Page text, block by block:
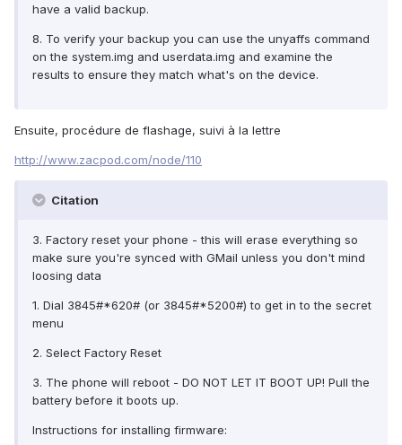
have a valid backup.
8. To verify your backup you can use the unyaffs command
on the system.img and userdata.img and examine the
results to ensure they match what's on the device.
Ensuite, procédure de flashage, suivi à la lettre
http://www.zacpod.com/node/110
Citation
3. Factory reset your phone - this will erase everything so
make sure you're synced with GMail unless you don't mind
loosing data
1. Dial 3845#*620# (or 3845#*5200#) to get in to the secret
menu
2. Select Factory Reset
3. The phone will reboot - DO NOT LET IT BOOT UP! Pull the
battery before it boots up.
Instructions for installing firmware: